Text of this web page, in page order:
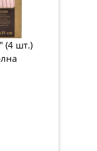
(4 шт.)